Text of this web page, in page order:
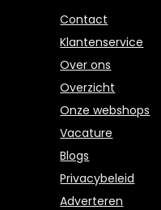
Contact
Klantenservice
Over ons
Overzicht
Onze webshops
Vacature
Blogs
Privacybeleid
Adverteren